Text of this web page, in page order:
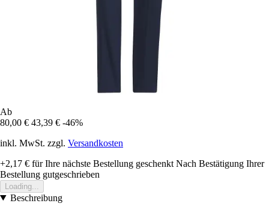
Ab
80,00 € 43,39 € -46%
inkl. MwSt. zzgl. Versandkosten
+2,17 € für Ihre nächste Bestellung geschenkt Nach Bestätigung Ihrer
Bestellung gutgeschrieben
Loading...
Beschreibung